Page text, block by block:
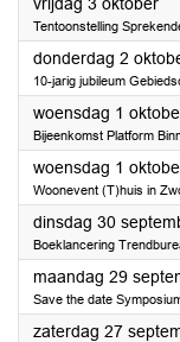
Tentoonstelling
donderdag 2
10-jarig jubileum
woensdag 1
Bijeenkomst Platform
woensdag 1
Woonevent (T)huis in
dinsdag 30
Boeklancering
maandag 29
Save the date
zaterdag 27